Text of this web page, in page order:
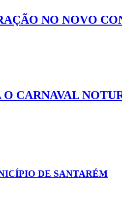
NO NOVO
O CARNAVAL
DE SANTARÉM